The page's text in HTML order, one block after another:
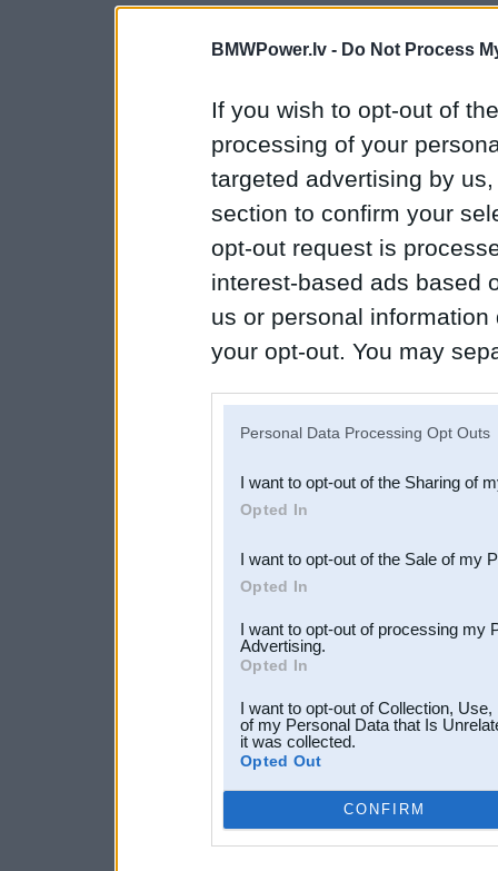
BMWPower.lv - Do Not Process
If you wish to opt-out of
processing of your
targeted advertising by
section to confirm your
opt-out request is
interest-based ads based
us or personal
your opt-out. You may
Downstream Participants
third parties.
Personal Data Processing Opt Outs
I want to opt-out of the Sharing of
Opted In
I want to opt-out of the Sale of my
Opted In
I want to opt-out of processing my
Advertising.
Opted In
I want to opt-out of Collection,
of my Personal Data that Is
it was collected.
Opted Out
CONFIRM